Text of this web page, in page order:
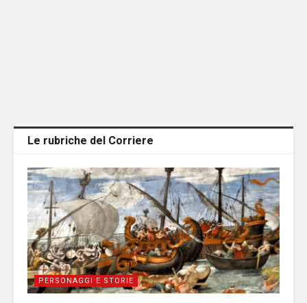
Le rubriche del Corriere
PERSONAGGI E STORIE